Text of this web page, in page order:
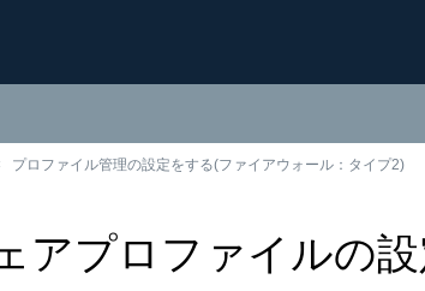
プロファイル管理の設定をする(ファイアウォール：タイプ2)
アプロファイルの